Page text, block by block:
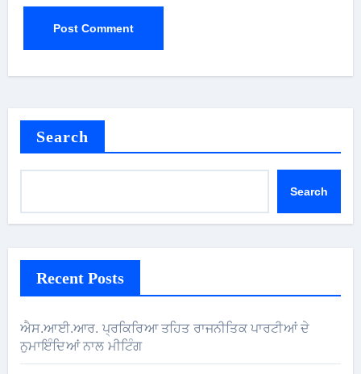
Search
Search
Recent Posts
ਐਸ.ਆਈ.ਆਰ. ਪ੍ਰਕਿਰਿਆ ਤਹਿਤ ਰਾਜਨੀਤਿਕ ਪਾਰਟੀਆਂ ਦੇ
ਨੁਮਾਇੰਦਿਆਂ ਨਾਲ ਮੀਟਿੰਗ